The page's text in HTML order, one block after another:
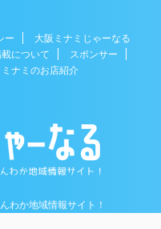
ー
大阪ミナミじゃーなる
について
スポンサー
ミナミのお店紹介
わか地域情報サイト！